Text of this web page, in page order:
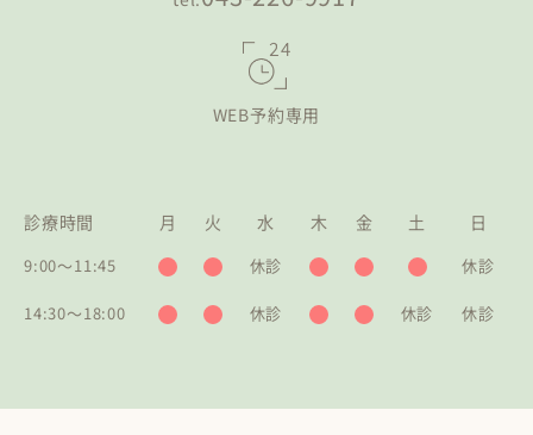
WEB予約専用
診療時間 月 火 水 木 金 土 日
9:00〜11:45 休診 休診
14:30〜18:00 休診 休診 休診